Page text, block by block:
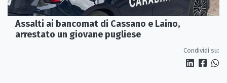
Assalti ai bancomat di Cassano e Laino,
arrestato un giovane pugliese
Condividi su: